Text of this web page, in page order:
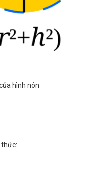
hình nón
thức: